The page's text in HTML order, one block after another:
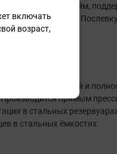
маракуйя и лайм,
спелых фруктов.
нюансами.
только здоровый и
прямым
в стальных
в стальных ёмкостях.
включать
возраст,